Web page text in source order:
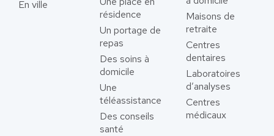
En ville
résidence
Un portage de
repas
Des soins à
domicile
Une
téléassistance
Des conseils
santé
Maisons de
retraite
Centres
dentaires
Laboratoires
d’analyses
Centres
médicaux